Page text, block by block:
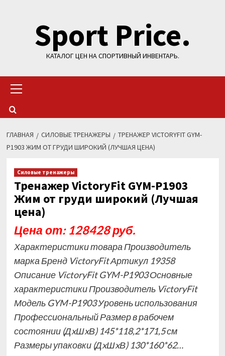
содержимомуSport Price.
КАТАЛОГ ЦЕН НА СПОРТИВНЫЙ ИНВЕНТАРЬ.
меню
ГЛАВНАЯ СИЛОВЫЕ ТРЕНАЖЕРЫ
ТРЕНАЖЕР VICTORYFIT GYM-
P1903 ЖИМ ОТ ГРУДИ ШИРОКИЙ (ЛУЧШАЯ ЦЕНА)
Силовые тренажеры
Тренажер VictoryFit GYM-P1903
Жим от груди широкий (Лучшая
цена)
Цена от: 128428 руб.
Характеристики товара Производитель
марка Бренд VictoryFit Артикул 19358
Описание VictoryFit GYM-P1903 Основные
характеристики Производитель VictoryFit
Модель GYM-P1903 Уровень использования
Профессиональный Размер в рабочем
состоянии (ДxШxВ) 145*118,2*171,5 см
Размеры упаковки (ДxШxВ) 130*160*62…